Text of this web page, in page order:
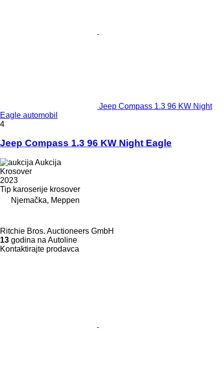
Jeep Compass 1.3 96 KW Night
Eagle automobil
4
Jeep Compass 1.3 96 KW Night Eagle
Aukcija
Krosover
2023
Tip karoserije krosover
Njemačka, Meppen
Ritchie Bros. Auctioneers GmbH
13 godina na Autoline
Kontaktirajte prodavca